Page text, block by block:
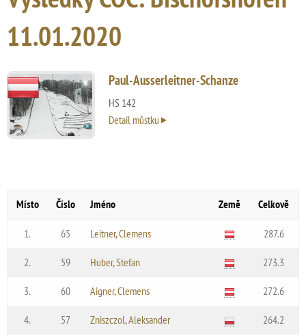
11.01.2020
Paul-Ausserleitner-Schanze
HS 142
Detail můstku
Místo Číslo Jméno Země Celkově
1. 65 Leitner, Clemens 287.6
2. 59 Huber, Stefan 273.3
3. 60 Aigner, Clemens 272.6
4. 57 Zniszczol, Aleksander 264.2